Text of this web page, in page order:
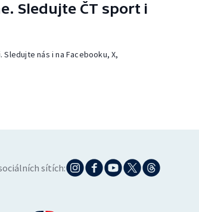
Sledujte ČT sport i
nás i na Facebooku, X,
sítích: